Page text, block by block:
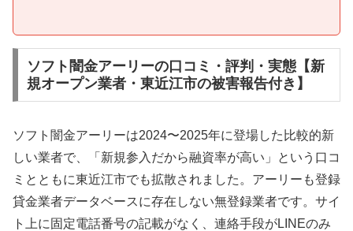
ソフト闇金アーリーの口コミ・評判・実態【新
規オープン業者・東近江市の被害報告付き】
ソフト闇金アーリーは2024〜2025年に登場した比較的新
しい業者で、「新規参入だから融資率が高い」という口コ
ミとともに東近江市でも拡散されました。アーリーも登録
貸金業者データベースに存在しない無登録業者です。サイ
ト上に固定電話番号の記載がなく、連絡手段がLINEのみ